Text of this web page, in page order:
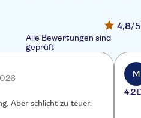
und dem gesamten Central
Harlem River, zur Columbia
zum Yankee Stadium und
Bridge.
Cliffs und biegen nach Süden
New Jerseys zu erreichen,
von Frank Sinatra.
in Lower Manhattan und zur
4,8/5
Alle Bewertungen sind
geprüft
Aber schlicht zu teuer.
M
4.2